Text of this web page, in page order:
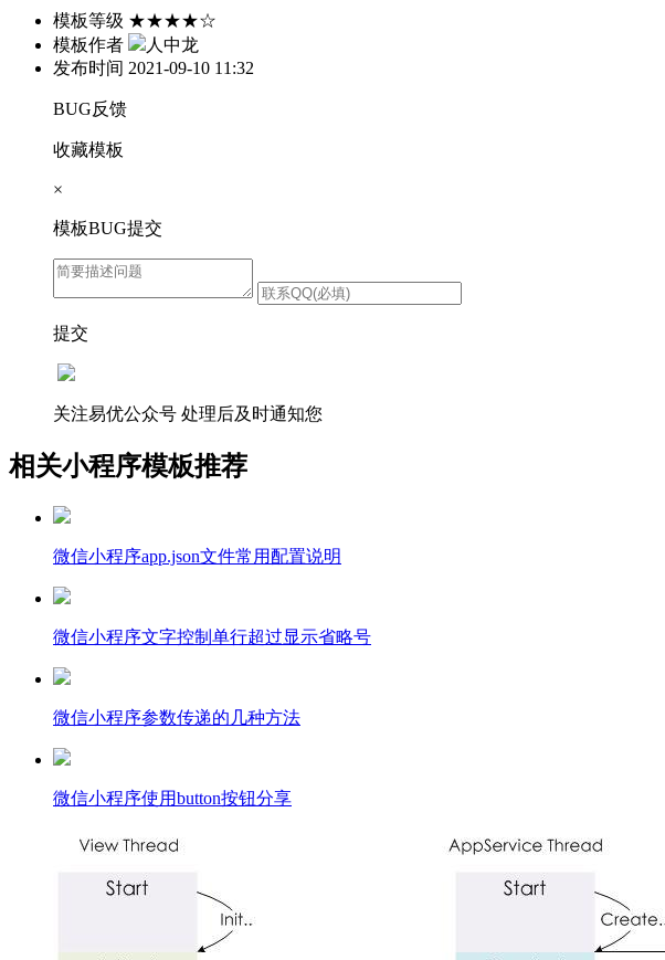
模板等级 ★★★★☆
模板作者
人中龙
发布时间 2021-09-10 11:32
BUG反馈
收藏模板
×
模板BUG提交
提交
关注易优公众号 处理后及时通知您
相关小程序模板推荐
微信小程序app.json文件常用配置说明
微信小程序文字控制单行超过显示省略号
微信小程序参数传递的几种方法
微信小程序使用button按钮分享